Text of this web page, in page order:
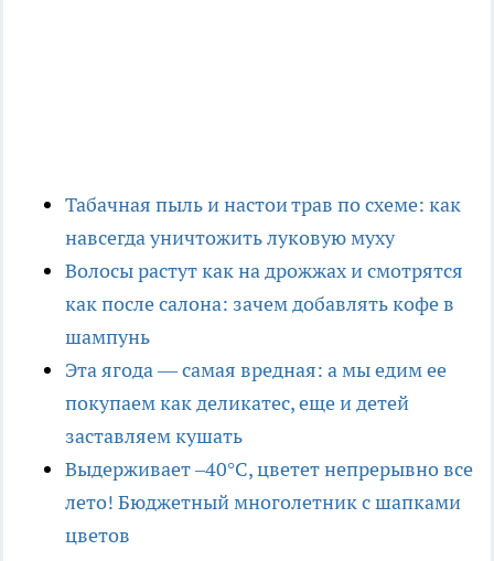
Табачная пыль и настои трав по схеме: как
навсегда уничтожить луковую муху
Волосы растут как на дрожжах и смотрятся
как после салона: зачем добавлять кофе в
шампунь
Эта ягода — самая вредная: а мы едим ее
покупаем как деликатес, еще и детей
заставляем кушать
Выдерживает –40°C, цветет непрерывно все
лето! Бюджетный многолетник с шапками
цветов